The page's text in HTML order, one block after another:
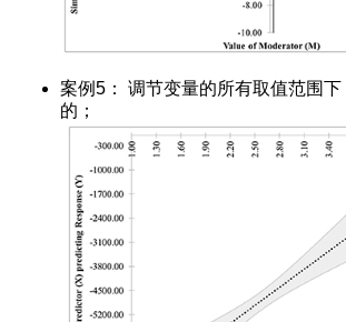
案例5： 调节变量的所有取值范围
的；